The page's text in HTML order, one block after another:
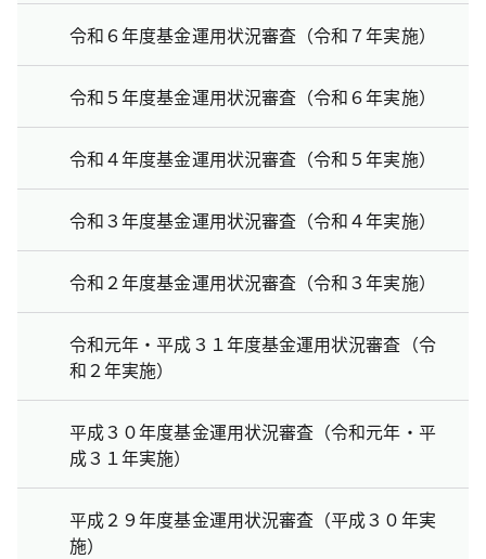
令和６年度基金運用状況審査（令和７年実施）
令和５年度基金運用状況審査（令和６年実施）
令和４年度基金運用状況審査（令和５年実施）
令和３年度基金運用状況審査（令和４年実施）
令和２年度基金運用状況審査（令和３年実施）
令和元年・平成３１年度基金運用状況審査（令
和２年実施）
平成３０年度基金運用状況審査（令和元年・平
成３１年実施）
平成２９年度基金運用状況審査（平成３０年実
施）